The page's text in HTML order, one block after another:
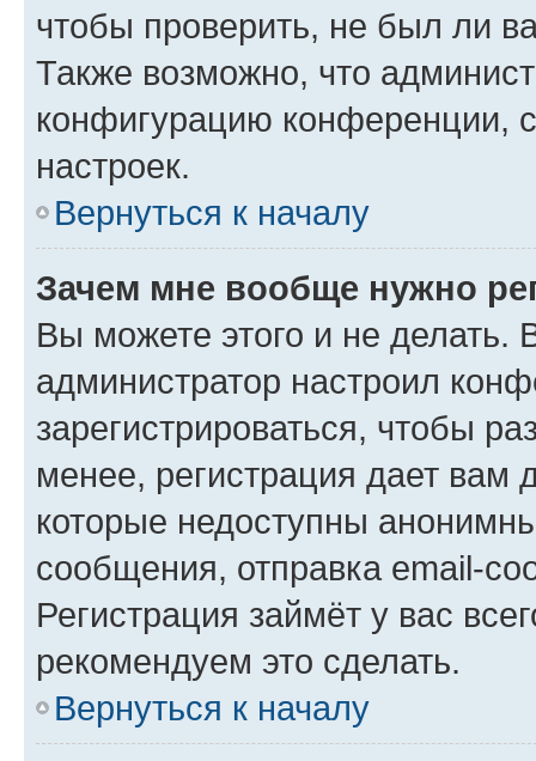
чтобы проверить, не был ли
Также возможно, что
конфигурацию конференции,
настроек.
Вернуться к началу
Зачем мне вообще нужно
Вы можете этого и не делать.
администратор настроил
зарегистрироваться, чтобы
менее, регистрация дает вам
которые недоступны
сообщения, отправка email-
Регистрация займёт у вас
рекомендуем это сделать.
Вернуться к началу